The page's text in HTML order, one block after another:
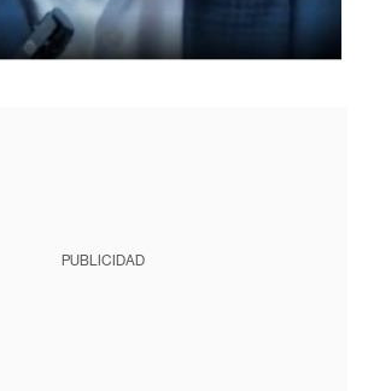
PUBLICIDAD